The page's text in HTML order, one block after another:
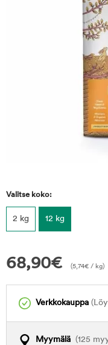
Valitse koko:
2 kg 12 kg
68,90€ (5,74€ / kg)
Verkkokauppa
Myymälä (125